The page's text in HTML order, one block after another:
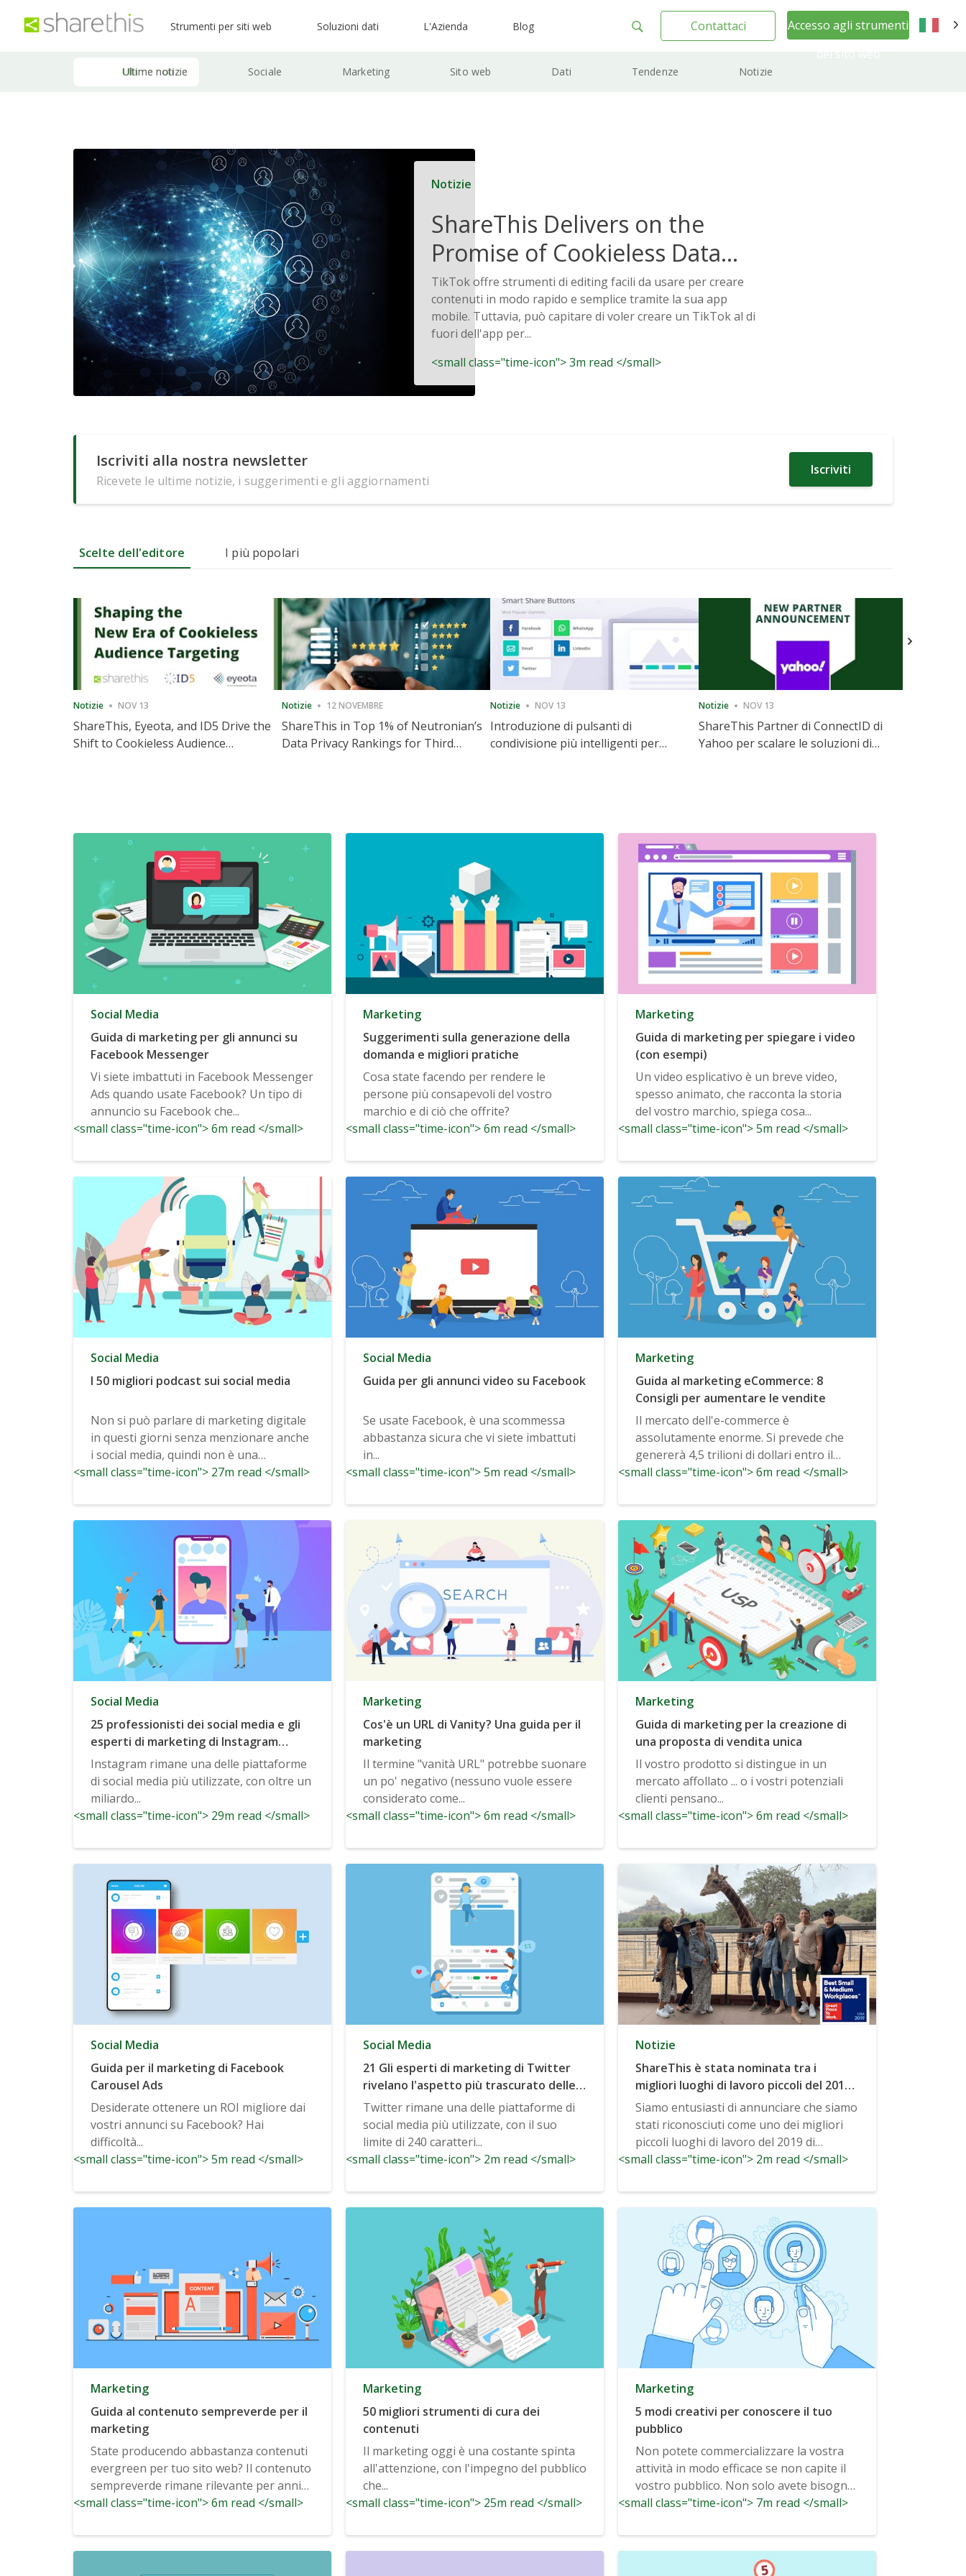
Strumenti per siti web Soluzioni dati L'Azienda Blog Contattaci
Accesso agli strumenti
Ultime notizie Sociale Marketing Sito web Dati Tendenze Notizie
Notizie
ShareThis Delivers on the
Promise of Cookieless Data
Solutions
TikTok offre strumenti di editing facili da usare per creare
contenuti in modo rapido e semplice tramite la sua app
mobile. Tuttavia, può capitare di voler creare un TikTok al di
fuori dell'app per...
<small class="time-icon"> 3m read </small>
Iscriviti alla nostra newsletter
Ricevete le ultime notizie, i suggerimenti e gli aggiornamenti
Iscriviti
Scelte dell'editore I più popolari
Notizie NOV 13
ShareThis, Eyeota, and ID5 Drive the
Shift to Cookieless Audience
Notizie 12 NOVEMBRE
ShareThis in Top 1% of Neutronian’s
Data Privacy Rankings for Third
Notizie NOV 13
Introduzione di pulsanti di
condivisione più intelligenti per
Notizie NOV 13
ShareThis Partner di ConnectID di
Yahoo per scalare le soluzioni di
Social Media
Guida di marketing per gli annunci su
Facebook Messenger
Vi siete imbattuti in Facebook Messenger
Ads quando usate Facebook? Un tipo di
annuncio su Facebook che...
<small class="time-icon"> 6m read </small>
Marketing
Suggerimenti sulla generazione della
domanda e migliori pratiche
Cosa state facendo per rendere le
persone più consapevoli del vostro
marchio e di ciò che offrite?
<small class="time-icon"> 6m read </small>
Marketing
Guida di marketing per spiegare i video
(con esempi)
Un video esplicativo è un breve video,
spesso animato, che racconta la storia
del vostro marchio, spiega cosa...
<small class="time-icon"> 5m read </small>
Social Media
I 50 migliori podcast sui social media
Non si può parlare di marketing digitale
in questi giorni senza menzionare anche
i social media, quindi non è una
sorpresa...
<small class="time-icon"> 27m read </small>
Social Media
Guida per gli annunci video su Facebook
Se usate Facebook, è una scommessa
abbastanza sicura che vi siete imbattuti
in...
<small class="time-icon"> 5m read </small>
Marketing
Guida al marketing eCommerce: 8
Consigli per aumentare le vendite
Il mercato dell'e-commerce è
assolutamente enorme. Si prevede che
genererà 4,5 trilioni di dollari entro il
2021, e...
<small class="time-icon"> 6m read </small>
Social Media
25 professionisti dei social media e gli
esperti di marketing di Instagram
rivelano le tendenze più importanti di
Instagram da conoscere nel 2020 e
oltre
Instagram rimane una delle piattaforme
di social media più utilizzate, con oltre un
miliardo...
<small class="time-icon"> 29m read </small>
Marketing
Cos'è un URL di Vanity? Una guida per il
marketing
Il termine "vanità URL" potrebbe suonare
un po' negativo (nessuno vuole essere
considerato come...
<small class="time-icon"> 6m read </small>
Marketing
Guida di marketing per la creazione di
una proposta di vendita unica
Il vostro prodotto si distingue in un
mercato affollato ... o i vostri potenziali
clienti pensano...
<small class="time-icon"> 6m read </small>
Social Media
Guida per il marketing di Facebook
Carousel Ads
Desiderate ottenere un ROI migliore dai
vostri annunci su Facebook? Hai
difficoltà...
<small class="time-icon"> 5m read </small>
Social Media
21 Gli esperti di marketing di Twitter
rivelano l'aspetto più trascurato delle
tendenze di Twitter che i marketer
dovrebbero conoscere
Twitter rimane una delle piattaforme di
social media più utilizzate, con il suo
limite di 240 caratteri...
<small class="time-icon"> 2m read </small>
Notizie
ShareThis è stata nominata tra i
migliori luoghi di lavoro piccoli del 2019
da Fortune
Siamo entusiasti di annunciare che siamo
stati riconosciuti come uno dei migliori
piccoli luoghi di lavoro del 2019 di
Fortune...
<small class="time-icon"> 2m read </small>
Marketing
Guida al contenuto sempreverde per il
marketing
State producendo abbastanza contenuti
evergreen per tuo sito web? Il contenuto
sempreverde rimane rilevante per anni
potenzialmente...
<small class="time-icon"> 6m read </small>
Marketing
50 migliori strumenti di cura dei
contenuti
Il marketing oggi è una costante spinta
all'attenzione, con l'impegno del pubblico
che...
<small class="time-icon"> 25m read </small>
Marketing
5 modi creativi per conoscere il tuo
pubblico
Non potete commercializzare la vostra
attività in modo efficace se non capite il
vostro pubblico. Non solo avete bisogno
di...
<small class="time-icon"> 7m read </small>